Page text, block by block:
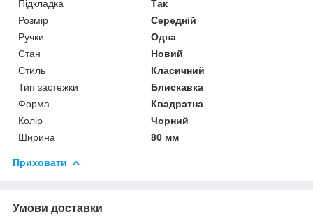
Підкладка
Так
Розмір
Середній
Ручки
Одна
Стан
Новий
Стиль
Класичний
Тип застежки
Блискавка
Форма
Квадратна
Колір
Чорний
Ширина
80 мм
Приховати
Умови доставки